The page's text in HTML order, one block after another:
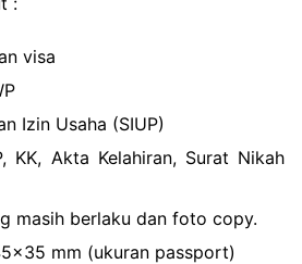
visa
Izin Usaha (SIUP)
KK, Akta Kelahiran, Surat Nikah
masih berlaku dan foto copy.
mm (ukuran passport)